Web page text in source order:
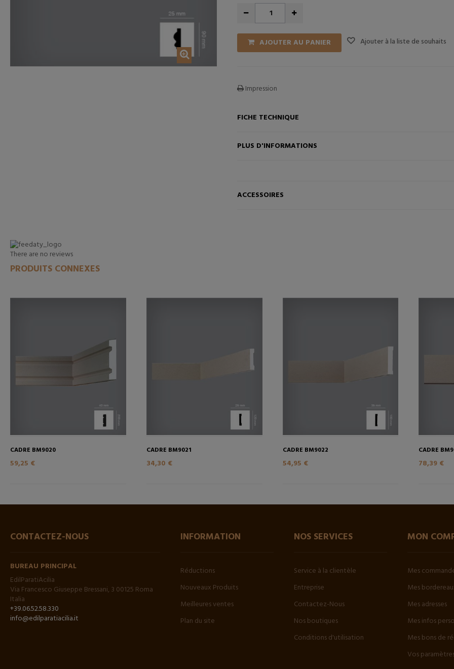
AJOUTER AU PANIER Ajouter à la liste de souhaits
Impression
FICHE TECHNIQUE
PLUS D'INFORMATIONS
ACCESSOIRES
There are no reviews
PRODUITS CONNEXES
CADRE BM9020
59,25 €
AJOUTER AU PANIER
CADRE BM9021
34,30 €
CADRE BM9022
54,95 €
CADRE
78,39 €
CONTACTEZ-NOUS
BUREAU PRINCIPAL
EdilParatiAcilia
Via Francesco Giuseppe Bressani, 3 00125 Roma
Italia
+39.06.52.58.330
info@edilparatiacilia.it
INFORMATION
Réductions
Nouveaux Produits
Meilleures ventes
Plan du site
NOS SERVICES
Service à la clientèle
Entreprise
Contactez-Nous
Nos boutiques
Conditions d'utilisation
MON
Mes
Mes
Mes adresses
Mes infos
Mes bons de
Vos